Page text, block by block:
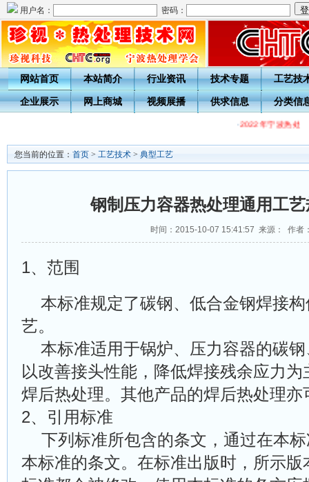
用户名： 密码：
网站首页 本站简介 行业资讯 技术专题 工艺技
企业展示 网上商城 视频展播 供求信息 分类信
2022年宁波热处理
您当前的位置： 首页 > 工艺技术 > 典型工艺
钢制压力容器热处理通用工
时间：2015-10-07 15:41:57 来源： 作者
1、 范围
本标准规定了碳钢、低合金钢焊接
艺。
本标准适用于锅炉、压力容器的碳
以改善接头性能，降低焊接残余应力
焊后热处理。其他产品的焊后热处理亦
2、 引用标准
下列标准所包含的条文，通过在本
本标准的条文。在标准出版时，所示